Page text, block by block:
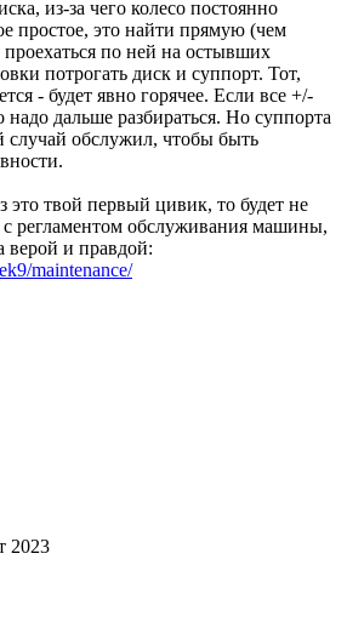
из-за чего колесо постоянно
простое, это найти прямую (чем
по ней на остывших
потрогать диск и суппорт. Тот,
- будет явно горячее. Если все +/-
дальше разбираться. Но суппорта
обслужил, чтобы быть
это твой первый цивик, то будет не
регламентом обслуживания машины,
верой и правдой:
maintenance/
2023